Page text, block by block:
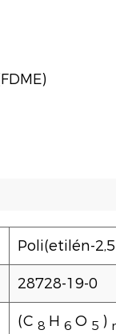
Poli(etilén-
28728-19-0
(C 8 H 6 O 5 )